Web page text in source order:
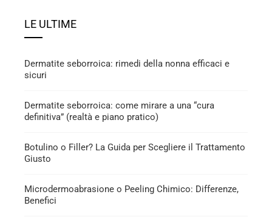
LE ULTIME
Dermatite seborroica: rimedi della nonna efficaci e
sicuri
Dermatite seborroica: come mirare a una “cura
definitiva” (realtà e piano pratico)
Botulino o Filler? La Guida per Scegliere il Trattamento
Giusto
Microdermoabrasione o Peeling Chimico: Differenze,
Benefici